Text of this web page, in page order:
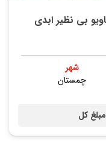
شهر
چمستان
مبلغ کل